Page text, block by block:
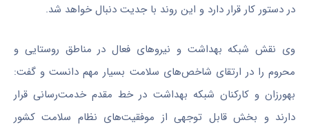
در دستور کار قرار دارد و این روند با جدیت دنبال خواهد شد.
وی نقش شبکه بهداشت و نیروهای فعال در مناطق روستایی و
محروم را در ارتقای شاخص‌های سلامت بسیار مهم دانست و گفت:
بهورزان و کارکنان شبکه بهداشت در خط مقدم خدمت‌رسانی قرار
دارند و بخش قابل توجهی از موفقیت‌های نظام سلامت کشور